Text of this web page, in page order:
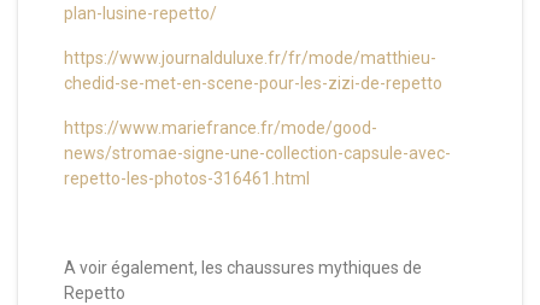
plan-lusine-repetto/
https://www.journalduluxe.fr/fr/mode/matthieu-
chedid-se-met-en-scene-pour-les-zizi-de-repetto
https://www.mariefrance.fr/mode/good-
news/stromae-signe-une-collection-capsule-avec-
repetto-les-photos-316461.html
A voir également, les chaussures mythiques de
Repetto